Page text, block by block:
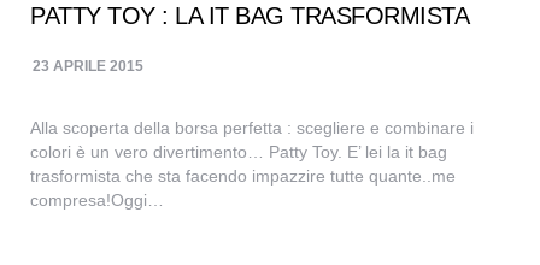
PATTY TOY : LA IT BAG TRASFORMISTA
23 APRILE 2015
Alla scoperta della borsa perfetta : scegliere e combinare i
colori è un vero divertimento… Patty Toy. E’ lei la it bag
trasformista che sta facendo impazzire tutte quante..me
compresa!Oggi…